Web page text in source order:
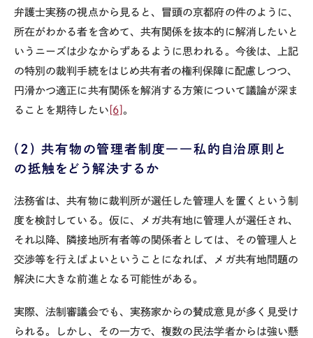
弁護士実務の視点から見ると、冒頭の京都府の件のように、
所在がわかる者を含めて、共有関係を抜本的に解消したいと
いうニーズは少なからずあるように思われる。今後は、上記
の特別の裁判手続をはじめ共有者の権利保障に配慮しつつ、
円滑かつ適正に共有関係を解消する方策について議論が深ま
ることを期待したい [6] 。
(2)共有物の管理者制度――私的自治原則と
の抵触をどう解決するか
法務省は、共有物に裁判所が選任した管理人を置くという制
度を検討している。仮に、メガ共有地に管理人が選任され、
それ以降、隣接地所有者等の関係者としては、その管理人と
交渉等を行えばよいということになれば、メガ共有地問題の
解決に大きな前進となる可能性がある。
実際、法制審議会でも、実務家からの賛成意見が多く見受け
られる。しかし、その一方で、複数の民法学者からは強い懸